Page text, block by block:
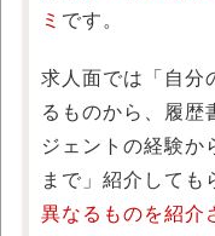
ミ です。
求人面では「自分
るものから、履歴
ジェントの経験か
まで」紹介しても
異なるものを紹介